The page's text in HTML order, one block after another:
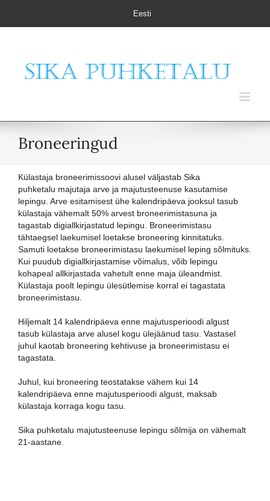
content
Eesti
Broneeringud
Külastaja broneerimissoovi alusel väljastab Sika
puhketalu majutaja arve ja majutusteenuse kasutamise
lepingu. Arve esitamisest ühe kalendripäeva jooksul tasub
külastaja vähemalt 50% arvest broneerimistasuna ja
tagastab digiallkirjastatud lepingu. Broneerimistasu
tähtaegsel laekumisel loetakse broneering kinnitatuks.
Samuti loetakse broneerimistasu laekumisel leping sõlmituks.
Kui puudub digiallkirjastamise võimalus, võib lepingu
kohapeal allkirjastada vahetult enne maja üleandmist.
Külastaja poolt lepingu ülesütlemise korral ei tagastata
broneerimistasu.
Hiljemalt 14 kalendripäeva enne majutusperioodi algust
tasub külastaja arve alusel kogu ülejäänud tasu. Vastasel
juhul kaotab broneering kehtivuse ja broneerimistasu ei
tagastata.
Juhul, kui broneering teostatakse vähem kui 14
kalendripäeva enne majutusperioodi algust, maksab
külastaja korraga kogu tasu.
Sika puhketalu majutusteenuse lepingu sõlmija on vähemalt
21-aastane.